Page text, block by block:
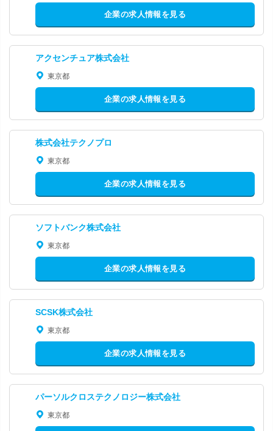
企業の求人情報を見る
アクセンチュア株式会社
東京都
企業の求人情報を見る
株式会社テクノプロ
東京都
企業の求人情報を見る
ソフトバンク株式会社
東京都
企業の求人情報を見る
SCSK株式会社
東京都
企業の求人情報を見る
パーソルクロステクノロジー株式会社
東京都